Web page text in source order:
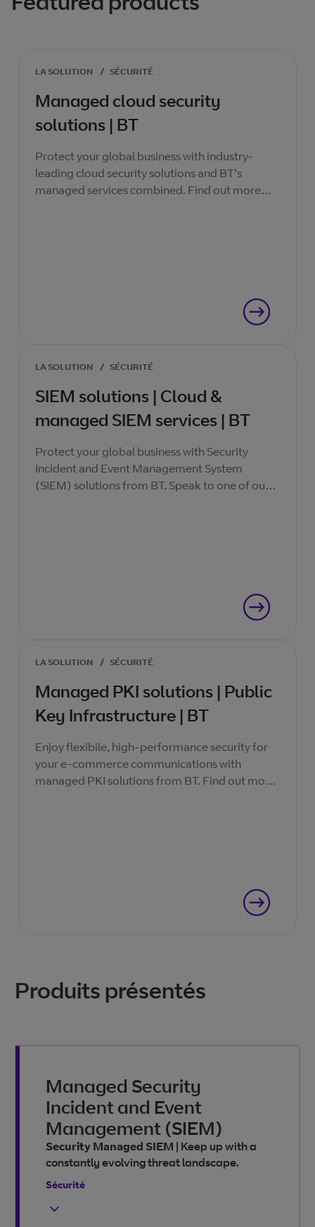
LA SOLUTION / SÉCURITÉ
Managed cloud security
solutions | BT
Protect your global business with industry-
leading cloud security solutions and BT's
managed services combined. Find out more
LA SOLUTION / SÉCURITÉ
SIEM solutions | Cloud &
managed SIEM services | BT
Protect your global business with Security
Incident and Event Management System
(SIEM) solutions from BT. Speak to one of our
LA SOLUTION / SÉCURITÉ
Managed PKI solutions | Public
Key Infrastructure | BT
Enjoy flexibile, high-performance security for
your e-commerce communications with
managed PKI solutions from BT. Find out more
Produits présentés
Managed Security
Incident and Event
Management (SIEM)
Security Managed SIEM | Keep up with a
constantly evolving threat landscape.
Sécurité